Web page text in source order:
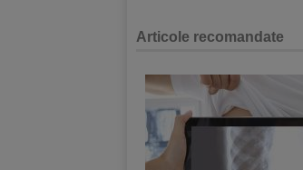
Articole recomandate